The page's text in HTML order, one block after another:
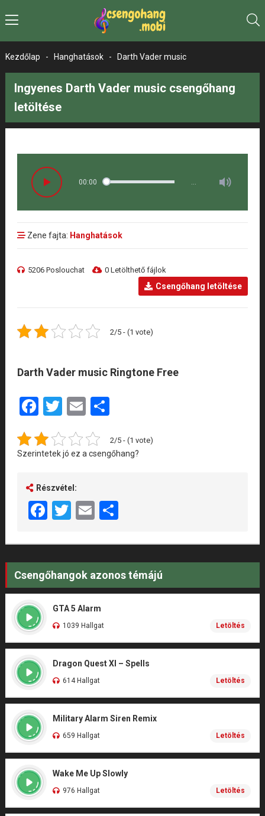
Kezdőlap - Hanghatások - Darth Vader music
Ingyenes Darth Vader music csengőhang
letöltése
00:00
Zene fajta: Hanghatások
5206 Poslouchat 0 Letölthető fájlok
Csengőhang letöltése
2/5 - (1 vote)
Darth Vader music Ringtone Free
Facebook
Twitter
EmailShare
2/5 - (1 vote)
Szerintetek jó ez a csengőhang?
Részvétel:
Facebook
Twitter
EmailShare
Csengőhangok azonos témájú
GTA 5 Alarm
1039 Hallgat Letöltés
Dragon Quest XI – Spells
614 Hallgat Letöltés
Military Alarm Siren Remix
659 Hallgat Letöltés
Wake Me Up Slowly
976 Hallgat Letöltés